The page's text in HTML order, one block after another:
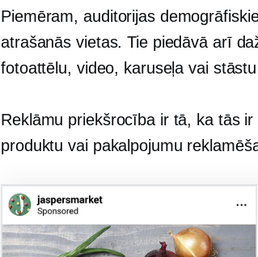
Piemēram, auditorijas
atrašanās vietas. Tie piedāvā arī
fotoattēlu, video, karuseļa vai
Reklāmu priekšrocība ir tā, ka tās
produktu vai pakalpojumu